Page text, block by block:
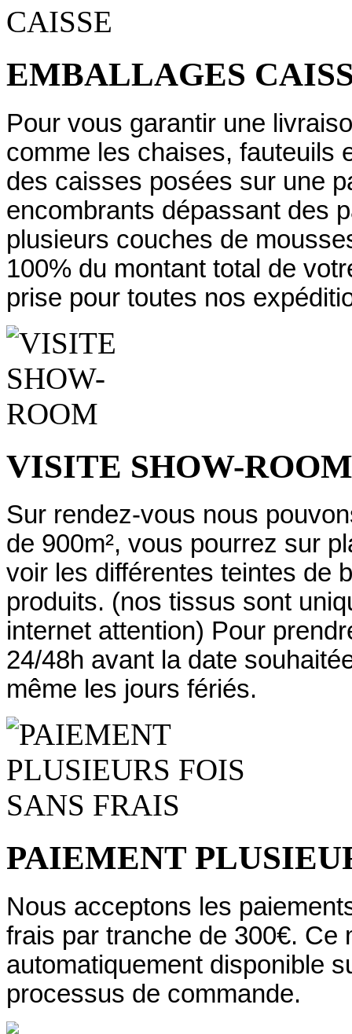
EMBALLAGES
Pour vous garantir une
comme les chaises, fauteuils
des caisses posées sur une
encombrants dépassant des
plusieurs couches de
100% du montant total de
prise pour toutes nos
VISITE SHOW-ROOM
Sur rendez-vous nous
de 900m², vous pourrez sur
voir les différentes teintes de
produits. (nos tissus sont
internet attention) Pour
24/48h avant la date
même les jours fériés.
PAIEMENT
Nous acceptons les
frais par tranche de 300€. Ce
automatiquement disponible
processus de commande.